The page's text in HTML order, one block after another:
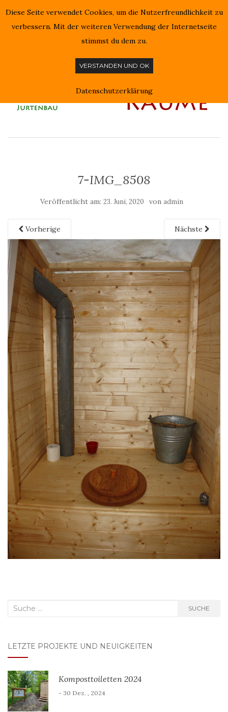
NAVIGATION EIN-/AUSSCHALTEN
7-IMG_8508
Veröffentlicht am: 23. Juni, 2020 von admin
Vorherige Nächste
Suche
SUCHE
LETZTE PROJEKTE UND NEUIGKEITEN
Komposttoiletten 2024
- 30 Dez. , 2024
Diese Seite verwendet Cookies, um die Nutzerfreundlichkeit zu
verbessern. Mit der weiteren Verwendung der Internetseite
stimmst du dem zu.
VERSTANDEN UND OK
Datenschutzerklärung